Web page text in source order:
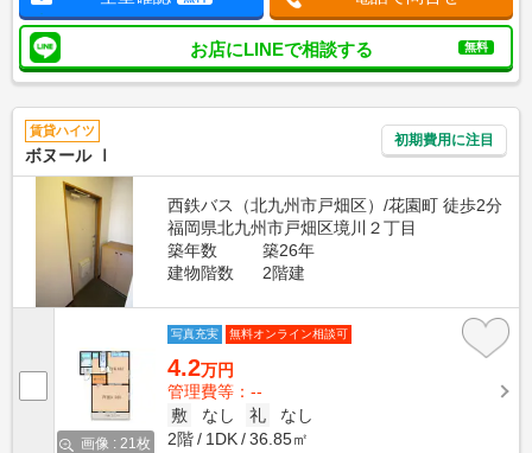
お店にLINEで相談する 無料
賃貸ハイツ
ボヌール Ⅰ
初期費用に注目
西鉄バス（北九州市戸畑区）/花園町 徒歩2分
福岡県北九州市戸畑区境川２丁目
築年数
築26年
建物階数
2階建
画像 : 21枚
写真充実 無料オンライン相談可
4.2万円
管理費等：--
敷
なし 礼
なし
2階
1DK 36.85㎡